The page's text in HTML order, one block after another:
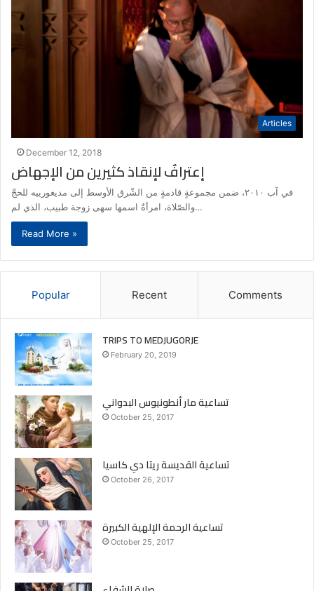
Articles
December 12, 2018
إعترافٌ لإنقاذ كثيرين من الإجهاض
في آب ٢٠١٠، ضمن مجموعةٍ قادمةٍ من الشّرق الأوسط إلى مديغورييه للحجّ
والصّلاة، امرأةٌ اسمها سهى زوجة طبيب، الذي لم…
Read More »
Popular Recent Comments
TRIPS TO MEDJUGORJE
February 20, 2019
تساعية مار أنطونيوس البدواني
October 25, 2017
تساعية القديسة ريتا دي كاسيا
October 26, 2017
تساعية الرحمة الإلهية الكبيرة
October 25, 2017